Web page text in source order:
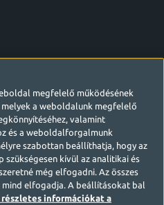
megfelelő működésének
melyek a weboldalunk megfelelő
valamint
és a weboldalforgalmunk
szabottan beállíthatja, hogy az
kívül az analitikai és
még elfogadni. Az összes
elfogadja. A beállításokat bal
részletes információkat a